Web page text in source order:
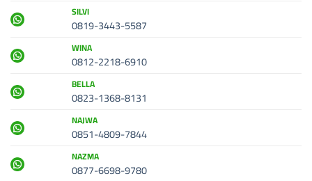
SILVI
0819-3443-5587
WINA
0812-2218-6910
BELLA
0823-1368-8131
NAJWA
0851-4809-7844
NAZMA
0877-6698-9780